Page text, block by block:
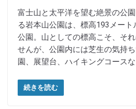
富士山と太平洋を望む絶景の公
る岩本山公園は、標高193メート
公園。山としての標高こそ、そ
せんが、公園内には芝生の気持
園、展望台、ハイキングコース
続きを読む